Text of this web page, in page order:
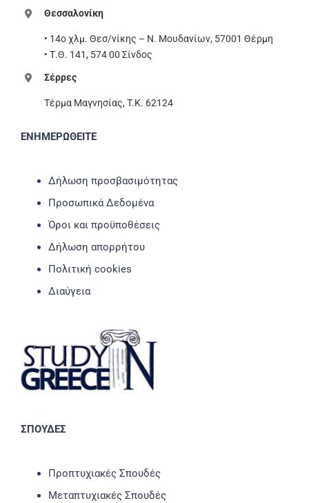
Θεσσαλονίκη
• 14ο χλμ. Θεσ/νίκης – Ν. Μουδανίων, 57001 Θέρμη
• Τ.Θ. 141, 574 00 Σίνδος
Σέρρες
Τέρμα Μαγνησίας, T.K. 62124
ΕΝΗΜΕΡΩΘΕΙΤΕ
Δήλωση προσβασιμότητας
Προσωπικά Δεδομένα
Όροι και προϋποθέσεις
Δήλωση απορρήτου
Πολιτική cookies
Διαύγεια
ΣΠΟΥΔΕΣ
Προπτυχιακές Σπουδές
Μεταπτυχιακές Σπουδές